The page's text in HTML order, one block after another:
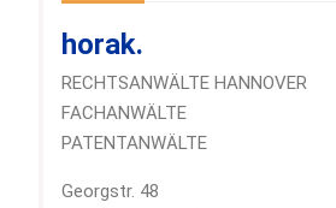
horak.
RECHTSANWÄLTE HANNOVER
FACHANWÄLTE
PATENTANWÄLTE
Georgstr. 48